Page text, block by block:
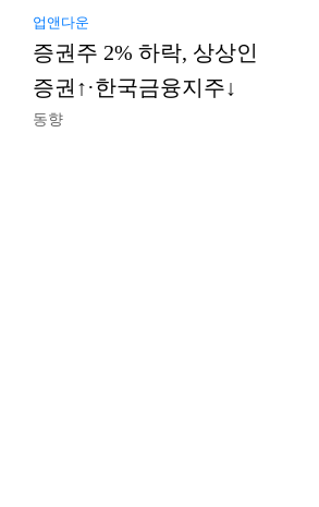
업앤다운
증권주 2% 하락, 상상인
증권↑·한국금융지주↓
동향